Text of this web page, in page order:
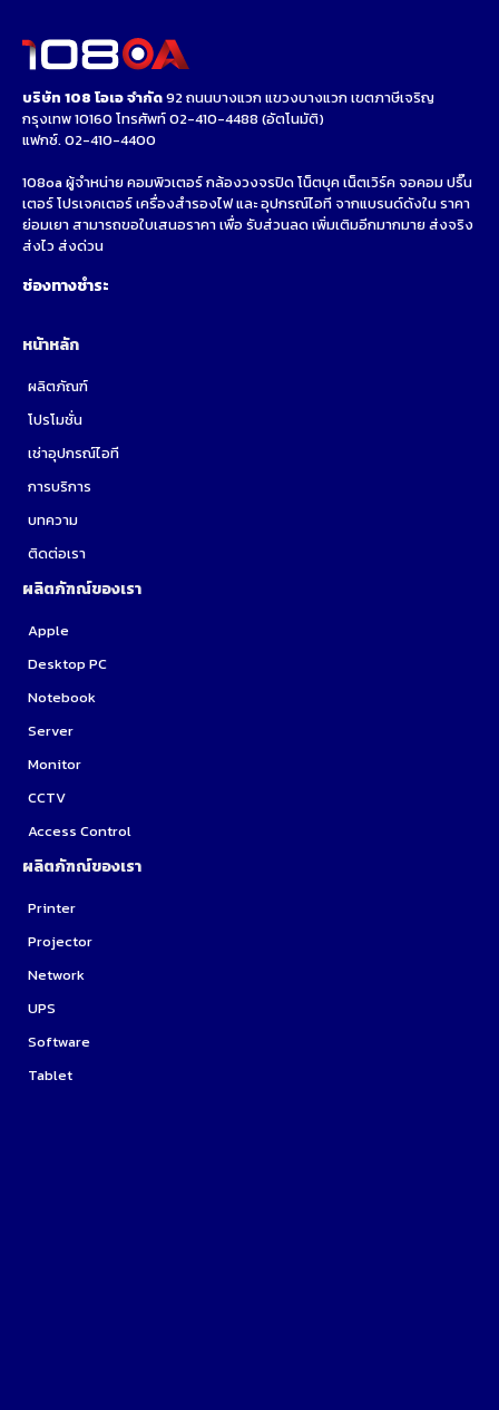
บริษัท 108 โอเอ จำกัด92 ถนนบางแวก แขวงบางแวก เขตภาษีเจริญ
กรุงเทพ 10160 โทรศัพท์02-410-4488 (อัตโนมัติ)
แฟกซ์. 02-410-4400
108oa ผู้จำหน่าย คอมพิวเตอร์ กล้องวงจรปิด โน็ตบุค เน็ตเวิร์ค จอคอม ปริ๊น
เตอร์ โปรเจคเตอร์ เครื่องสำรองไฟ และ อุปกรณ์ไอที จากแบรนด์ดังใน ราคา
ย่อมเยา สามารถขอใบเสนอราคา เพื่อ รับส่วนลด เพิ่มเติมอีกมากมาย ส่งจริง
ส่งไว ส่งด่วน
ช่องทางชำระ
หน้าหลัก
ผลิตภัณฑ์
โปรโมชั่น
เช่าอุปกรณ์ไอที
การบริการ
บทความ
ติดต่อเรา
ผลิตภัฑณ์ของเรา
Apple
Desktop PC
Notebook
Server
Monitor
CCTV
Access Control
ผลิตภัฑณ์ของเรา
Printer
Projector
Network
UPS
Software
Tablet